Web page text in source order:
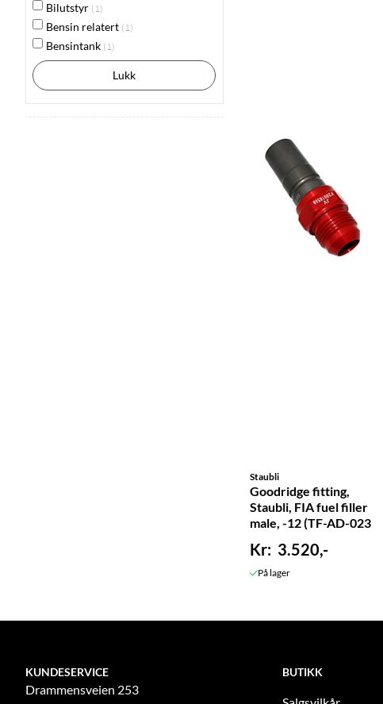
Bilutstyr (1)
Bensin relatert (1)
Bensintank (1)
Lukk
Staubli
Goodridge fitting,
Staubli, FIA fuel filler
male, -12 (TF-AD-023
3.520,-
På lager
KUNDESERVICE
Drammensveien 253
BUTIKK